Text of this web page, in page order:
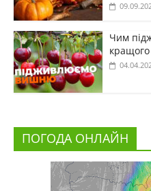
Чим
ПОГОДА ОНЛАЙН